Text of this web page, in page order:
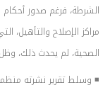
الشرطة، فرغم صدور
مراكز الإصلاح والتأهيل،
الصحية، لم يحدث ذلك،